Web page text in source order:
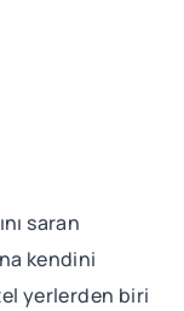
saran
kendini
yerlerden biri